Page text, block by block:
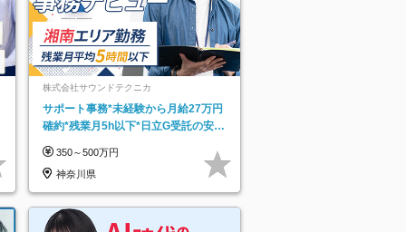
株式会社サウンドテクニカ
サポート事務*未経験から月給27万円
確約*残業月5h以下*日立G受託の安定
350～500万円
神奈川県